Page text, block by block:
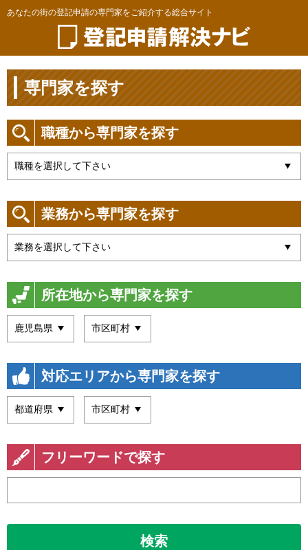
あなたの街の登記申請の専門家をご紹介する総合サイト
専門家を探す
職種から専門家を探す
業務から専門家を探す
所在地から専門家を探す
対応エリアから専門家を探す
フリーワードで探す
検索